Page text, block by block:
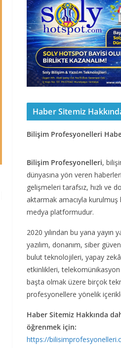
Haber Sitemiz
Bilişim Profesyonelleri
Bilişim Profesyonelleri,
dünyasına yön veren
gelişmeleri tarafsız, hızlı ve
aktarmak amacıyla kurulmuş
medya platformudur.
2020 yılından bu yana yayın
yazılım, donanım, siber
bulut teknolojileri, yapay
etkinlikleri,
başta olmak üzere birçok
profesyonellere yönelik
Haber Sitemiz Hakkında
öğrenmek için:
https://